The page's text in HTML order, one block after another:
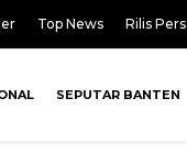
Top News Rilis Pers
SEPUTAR BANTEN